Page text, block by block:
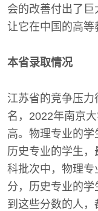
会的改善付出了巨
让它在中国的高等
本省录取情况
江苏省的竞争压力
名，2022年南京
高。物理专业的学
历史专业的学生
科批次中，物理
分，历史专业的
到这些分数的人，